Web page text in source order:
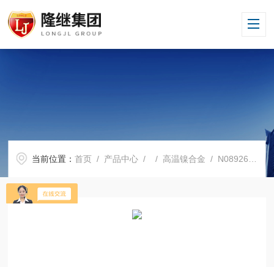
当前位置：首页 / 产品中心 / / 高温镍合金 / N08926机械性能N08926制造厂家